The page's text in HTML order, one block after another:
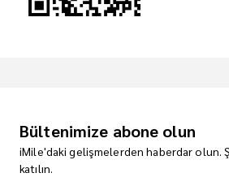
Bültenimize abone olun
iMile'daki gelişmelerden haberdar olun.
katılın.